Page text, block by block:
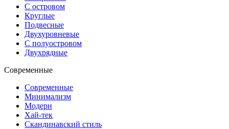
С островом
Круглые
Подвесные
Двухуровневые
С полуостровом
Двухрядные
Современные
Современные
Минимализм
Модерн
Хай-тек
Скандинавский стиль